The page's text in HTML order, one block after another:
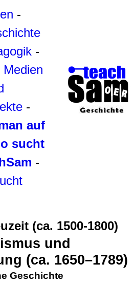
-
-
Medien
-
auf
sucht
-
(ca. 1500-1800)
und
(ca. 1650–1789)
Geschichte